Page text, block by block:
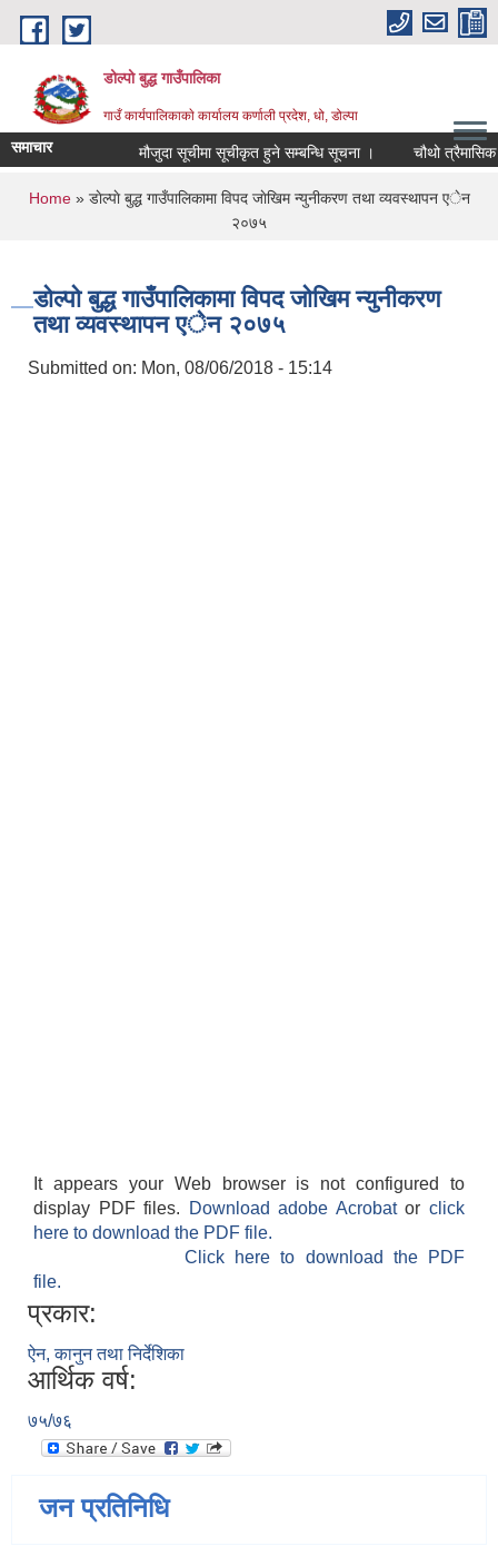
Skip to main content
डोल्पो बुद्ध गाउँपालिका
गाउँ कार्यपालिकाकाे कार्यालय कर्णाली प्रदेश, धो, डोल्पा
समाचार मौजुदा सूचीमा सूचीकृत हुने सम्बन्धि सूचना । चौथो त्रैमासिक
You are here
Home» डाेल्पाे बुद्ध गाउँपालिकामा विपद जाेखिम न्युनीकरण तथा व्यवस्थापन एेन
२०७५
डाेल्पाे बुद्ध गाउँपालिकामा विपद जाेखिम न्युनीकरण
तथा व्यवस्थापन एेन २०७५
Submitted on: Mon, 08/06/2018 - 15:14
It appears your Web browser is not configured to
display PDF files.
Download adobe Acrobatorclick
here to download the PDF file.
Click here to download the PDF
file.
प्रकार:
ऐन, कानुन तथा निर्देशिका
आर्थिक वर्ष:
७५/७६
जन प्रतिनिधि